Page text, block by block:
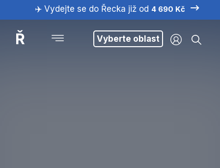
✈️ Vydejte se do Řecka již od 4 690 Kč
Ř Vyberte oblast